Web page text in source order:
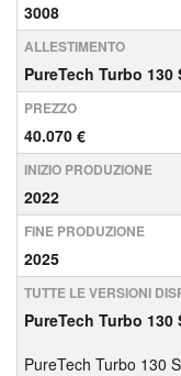
3008
ALLESTIMENTO
PureTech Turbo 130
PREZZO
40.070 €
INIZIO PRODUZIONE
2022
FINE PRODUZIONE
2025
TUTTE LE VERSIONI
PureTech Turbo 130
PureTech Turbo 130